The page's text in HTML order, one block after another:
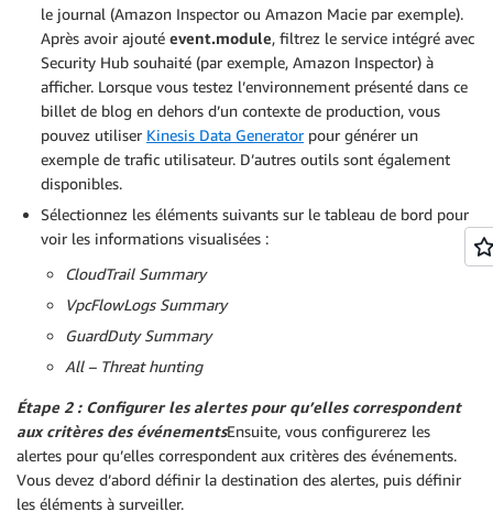
le journal (Amazon Inspector ou Amazon Macie par exemple).
Après avoir ajouté event.module, filtrez le service intégré avec
Security Hub souhaité (par exemple, Amazon Inspector) à
afficher. Lorsque vous testez l’environnement présenté dans ce
billet de blog en dehors d’un contexte de production, vous
pouvez utiliser Kinesis Data Generatorpour générer un
exemple de trafic utilisateur. D’autres outils sont également
disponibles.
Sélectionnez les éléments suivants sur le tableau de bord pour
voir les informations visualisées :
CloudTrail Summary
VpcFlowLogs Summary
GuardDuty Summary
All – Threat hunting
Étape 2 : Configurer les alertes pour qu’elles correspondent
aux critères des événementsEnsuite, vous configurerez les
alertes pour qu’elles correspondent aux critères des événements.
Vous devez d’abord définir la destination des alertes, puis définir
les éléments à surveiller.